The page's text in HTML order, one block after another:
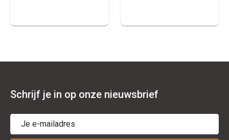
Schrijf je in op onze nieuwsbrief